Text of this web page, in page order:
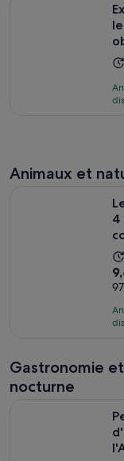
Animaux et
4
10
Gastronomie
nocturne